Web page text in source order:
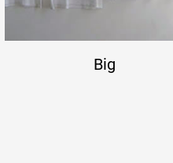
Big